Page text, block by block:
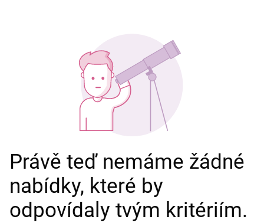
Právě teď nemáme žádné
nabídky, které by
odpovídaly tvým kritériím.